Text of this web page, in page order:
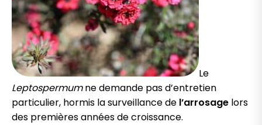
Le
Leptospermumne demande pas d’entretien
particulier, hormis la surveillance de l’arrosage lors
des premières années de croissance.